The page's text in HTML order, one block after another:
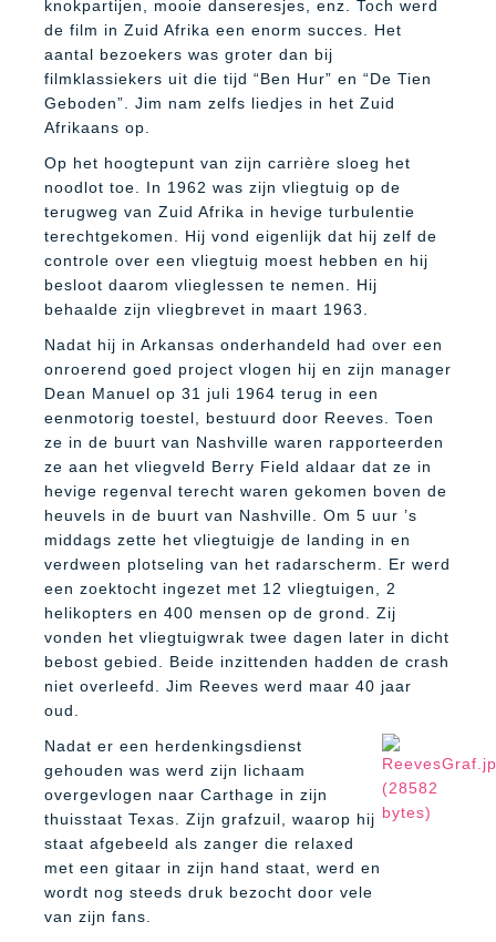
knokpartijen, mooie danseresjes, enz. Toch werd
de film in Zuid Afrika een enorm succes. Het
aantal bezoekers was groter dan bij
filmklassiekers uit die tijd “Ben Hur” en “De Tien
Geboden”. Jim nam zelfs liedjes in het Zuid
Afrikaans op.
Op het hoogtepunt van zijn carrière sloeg het
noodlot toe. In 1962 was zijn vliegtuig op de
terugweg van Zuid Afrika in hevige turbulentie
terechtgekomen. Hij vond eigenlijk dat hij zelf de
controle over een vliegtuig moest hebben en hij
besloot daarom vlieglessen te nemen. Hij
behaalde zijn vliegbrevet in maart 1963.
Nadat hij in Arkansas onderhandeld had over een
onroerend goed project vlogen hij en zijn manager
Dean Manuel op 31 juli 1964 terug in een
eenmotorig toestel, bestuurd door Reeves. Toen
ze in de buurt van Nashville waren rapporteerden
ze aan het vliegveld Berry Field aldaar dat ze in
hevige regenval terecht waren gekomen boven de
heuvels in de buurt van Nashville. Om 5 uur ’s
middags zette het vliegtuigje de landing in en
verdween plotseling van het radarscherm. Er werd
een zoektocht ingezet met 12 vliegtuigen, 2
helikopters en 400 mensen op de grond. Zij
vonden het vliegtuigwrak twee dagen later in dicht
bebost gebied. Beide inzittenden hadden de crash
niet overleefd. Jim Reeves werd maar 40 jaar
oud.
Nadat er een herdenkingsdienst
gehouden was werd zijn lichaam
overgevlogen naar Carthage in zijn
thuisstaat Texas. Zijn grafzuil, waarop hij
staat afgebeeld als zanger die relaxed
met een gitaar in zijn hand staat, werd en
wordt nog steeds druk bezocht door vele
van zijn fans.